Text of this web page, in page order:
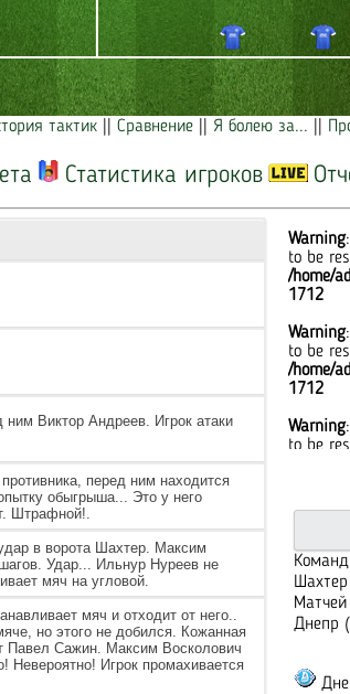
тактик Сравнение Я болею за...
Статистика игроков
Виктор Андреев. Игрок атаки
перед ним находится
обыгрыша... Это у него
Штрафной!.
в ворота Шахтер. Максим
Удар... Ильнур Нуреев не
мяч на угловой.
мяч и отходит от него..
но этого не добился. Кожанная
Павел Сажин. Максим Восколович
Невероятно! Игрок промахивается
Warning
to be
/home/
1712
Warning
to be
/home/
1712
Warning
to be
to be
/home/
1712
Warning
to be
/home/
1712
Днепр